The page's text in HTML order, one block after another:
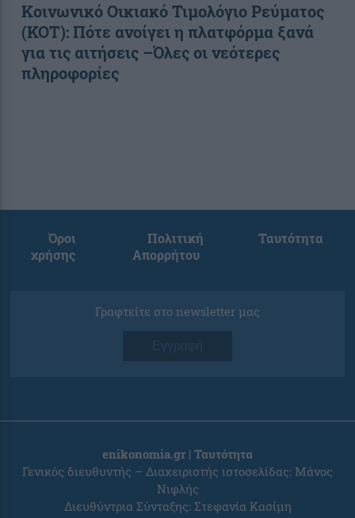
Κοινωνικό Οικιακό Τιμολόγιο Ρεύματος
(ΚΟΤ): Πότε ανοίγει η πλατφόρμα ξανά
για τις αιτήσεις –Όλες οι νεότερες
πληροφορίες
Όροι
χρήσης
Πολιτική
Απορρήτου
Ταυτότητα
Γραφτείτε στο newsletter μας
Εγγραφή
enikonomia.gr | Ταυτότητα
Γενικός διευθυντής – Διαχειριστής ιστοσελίδας: Μάνος
Νιφλής
Διευθύντρια Σύνταξης: Στεφανία Κασίμη